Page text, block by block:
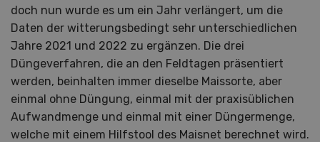
doch nun wurde es um ein Jahr verlängert, um die
Daten der witterungsbedingt sehr unterschiedlichen
Jahre 2021 und 2022 zu ergänzen. Die drei
Düngeverfahren, die an den Feldtagen präsentiert
werden, beinhalten immer dieselbe Maissorte, aber
einmal ohne Düngung, einmal mit der praxisüblichen
Aufwandmenge und einmal mit einer Düngermenge,
welche mit einem Hilfstool des Maisnet berechnet wird.